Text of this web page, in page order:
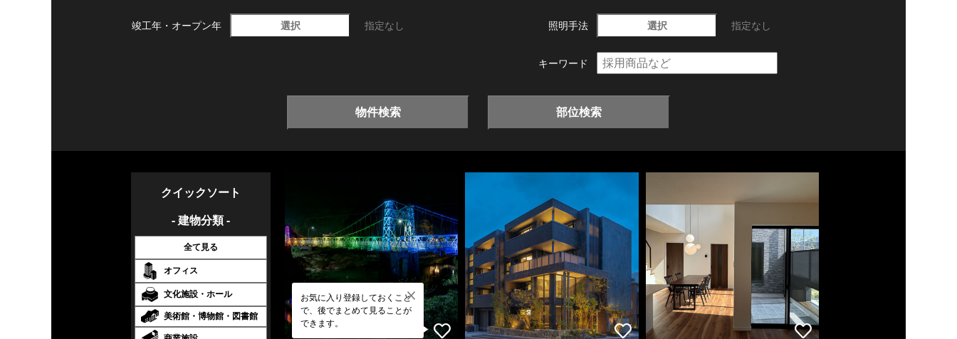
竣工年・ オープン年 選択 指定なし 照明手法 選択 指定なし
キーワード
物件検索 部位検索
クイックソート
- 建物分類 -
全て見る
オフィス
文化施設・ホール
美術館・博物館・図書館
お気に入り登録しておくこと
で、後でまとめて見ることが
できます。